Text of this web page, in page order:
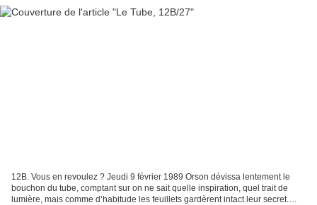
12B. Vous en revoulez ? Jeudi 9 février 1989 Orson dévissa lentement le
bouchon du tube, comptant sur on ne sait quelle inspiration, quel trait de
lumière, mais comme d’habitude les feuillets gardèrent intact leur secret.